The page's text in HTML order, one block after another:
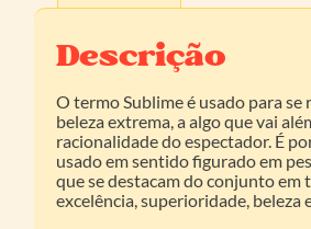
Descrição
O termo Sublime é usado para se
beleza extrema, a algo que vai
racionalidade do espectador. É
usado em sentido figurado em
que se destacam do conjunto em
excelência, superioridade, beleza